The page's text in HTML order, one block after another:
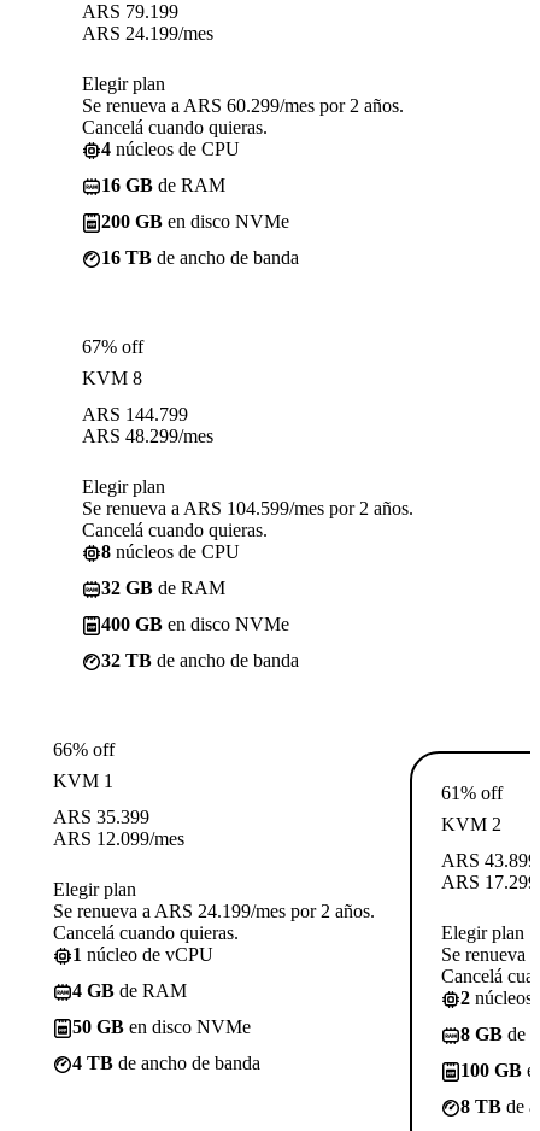
ARS 79.199
ARS 24.199/mes
Elegir plan
Se renueva a ARS 60.299/mes por 2 años.
Cancelá cuando quieras.
4 núcleos de CPU
16 GB de RAM
200 GB en disco NVMe
16 TB de ancho de banda
67% off
KVM 8
ARS 144.799
ARS 48.299/mes
Elegir plan
Se renueva a ARS 104.599/mes por 2 años.
Cancelá cuando quieras.
8 núcleos de CPU
32 GB de RAM
400 GB en disco NVMe
32 TB de ancho de banda
66% off
KVM 1
ARS 35.399
ARS 12.099/mes
Elegir plan
Se renueva a ARS 24.199/mes por 2 años.
Cancelá cuando quieras.
1 núcleo de vCPU
4 GB de RAM
50 GB en disco NVMe
4 TB de ancho de banda
61% off
KVM 2
ARS 43.899
ARS 17.299
Elegir plan
Se renueva
Cancelá
2 núcleos
8 GB de
100 GB
8 TB de